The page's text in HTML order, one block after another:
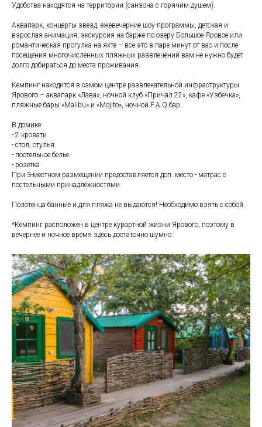
Удобства находятся на территории (санзона с горячим душем).
Аквапарк, концерты звезд, ежевечерние шоу-программы, детская и
взрослая анимация, экскурсия на барже по озеру Большое Яровое или
романтическая прогулка на яхте – все это в паре минут от вас и после
посещения многочисленных пляжных развлечений вам не нужно будет
долго добираться до места проживания.
Кемпинг находится в самом центре развлекательной инфраструктуры
Ярового – аквапарк «Лава», ночной клуб «Причал 22», кафе «Узбечка»,
пляжные бары «Malibu» и «Mojito», ночной F.A.Q.бар.
В домике:
- 2 кровати
- стол, стулья
- постельное белье
- розетка
При 3-местном размещении предоставляется доп. место - матрас с
постельными принадлежностями.
Полотенца банные и для пляжа не выдаются! Необходимо взять с собой.
*Кемпинг расположен в центре курортной жизни Ярового, поэтому в
вечернее и ночное время здесь достаточно шумно.